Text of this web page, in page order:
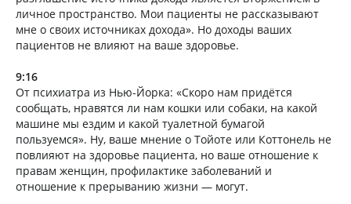
личное пространство. Мои пациенты не рассказывают
мне о своих источниках дохода». Но доходы ваших
пациентов не влияют на ваше здоровье.
9:16
От психиатра из Нью-Йорка: «Скоро нам придётся
сообщать, нравятся ли нам кошки или собаки, на какой
машине мы ездим и какой туалетной бумагой
пользуемся». Ну, ваше мнение о Тойоте или Коттонель не
повлияют на здоровье пациента, но ваше отношение к
правам женщин, профилактике заболеваний и
отношение к прерыванию жизни — могут.